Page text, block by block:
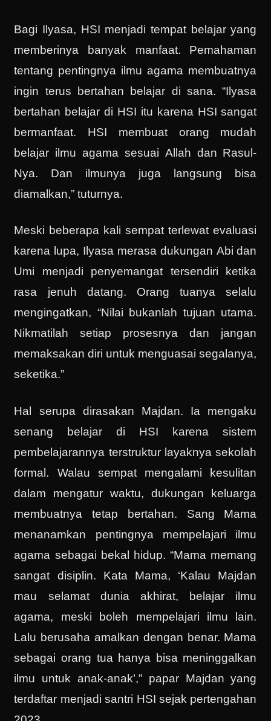
Bagi Ilyasa, HSI menjadi tempat belajar yang
memberinya banyak manfaat. Pemahaman
tentang pentingnya ilmu agama membuatnya
ingin terus bertahan belajar di sana. “Ilyasa
bertahan belajar di HSI itu karena HSI sangat
bermanfaat. HSI membuat orang mudah
belajar ilmu agama sesuai Allah dan Rasul-
Nya. Dan ilmunya juga langsung bisa
diamalkan,” tuturnya.
Meski beberapa kali sempat terlewat evaluasi
karena lupa, Ilyasa merasa dukungan Abi dan
Umi menjadi penyemangat tersendiri ketika
rasa jenuh datang. Orang tuanya selalu
mengingatkan, “Nilai bukanlah tujuan utama.
Nikmatilah setiap prosesnya dan jangan
memaksakan diri untuk menguasai segalanya,
seketika.”
Hal serupa dirasakan Majdan. Ia mengaku
senang belajar di HSI karena sistem
pembelajarannya terstruktur layaknya sekolah
formal. Walau sempat mengalami kesulitan
dalam mengatur waktu, dukungan keluarga
membuatnya tetap bertahan. Sang Mama
menanamkan pentingnya mempelajari ilmu
agama sebagai bekal hidup. “Mama memang
sangat disiplin. Kata Mama, ‘Kalau Majdan
mau selamat dunia akhirat, belajar ilmu
agama, meski boleh mempelajari ilmu lain.
Lalu berusaha amalkan dengan benar. Mama
sebagai orang tua hanya bisa meninggalkan
ilmu untuk anak-anak’,” papar Majdan yang
terdaftar menjadi santri HSI sejak pertengahan